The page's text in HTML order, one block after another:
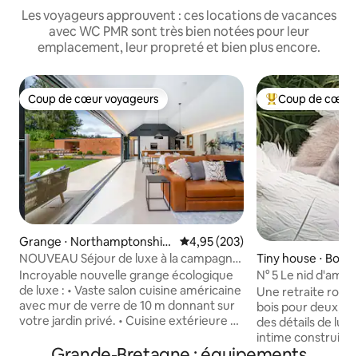
Les voyageurs approuvent : ces locations de vacances
avec WC PMR sont très bien notées pour leur
emplacement, leur propreté et bien plus encore.
Coup de cœur voyageurs
Coup de cœur voyageurs
Grange ⋅ Northamptonshir
e
Évaluation moyenne sur la
4,95 (203)
NOUVEAU Séjour de luxe à la campagne
en famille et entre amis
Incroyable nouvelle grange écologique
de luxe : • Vaste salon cuisine américaine
avec mur de verre de 10 m donnant sur
votre jardin privé. • Cuisine extérieure et
barbecue à gaz • Grande terrasse +
Coups de cœur
Coup de cœur
Tiny house ⋅ Box
N° 5 Le nid d'amour parfait pour un
week-end à deux
Une retraite
bois pour deux,
des détails de luxe. Un espace
intime construit
paisiblement